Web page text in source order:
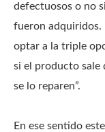
defectuosos o no
fueron adquiridos.
optar a la triple
si el producto sale
se lo reparen”.
En ese sentido